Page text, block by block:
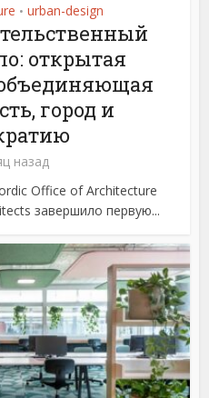
• urban-design
открытая
город и
назад
Office of Architecture
завершило первую...